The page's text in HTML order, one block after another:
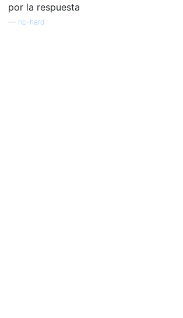
por la respuesta
np-hard